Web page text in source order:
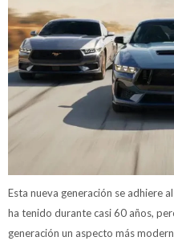
Esta nueva generación se adhiere
ha tenido durante casi 60 años,
generación un aspecto más